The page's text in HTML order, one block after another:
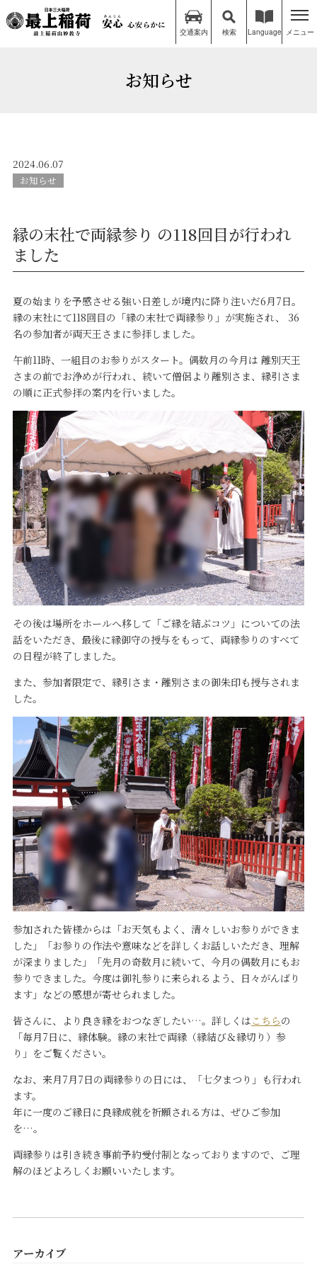
交通案内 検索 Language メニュー
お知らせ
2024.06.07
お知らせ
縁の末社で両縁参り の118回目が行われ
ました
夏の始まりを予感させる強い日差しが境内に降り注いだ6月7日。
縁の末社にて118回目の「縁の末社で両縁参り」が実施され、 36
名の参加者が両天王さまに参拝しました。
午前11時、一組目のお参りがスタート。偶数月の今月は 離別天王
さまの前でお浄めが行われ、続いて僧侶より離別さま、縁引さま
の順に正式参拝の案内を行いました。
その後は場所をホールへ移して「ご縁を結ぶコツ」についての法
話をいただき、最後に縁御守の授与をもって、両縁参りのすべて
の日程が終了しました。
また、参加者限定で、縁引さま・離別さまの御朱印も授与されま
した。
参加された皆様からは「お天気もよく、清々しいお参りができま
した」「お参りの作法や意味などを詳しくお話しいただき、理解
が深まりました」「先月の奇数月に続いて、今月の偶数月にもお
参りできました。今度は御礼参りに来られるよう、日々がんばり
ます」などの感想が寄せられました。
皆さんに、より良き縁をおつなぎしたい…。詳しくは こちらの
「毎月7日に、縁体験。縁の末社で両縁（縁結び＆縁切り）参
り」をご覧ください。
なお、来月7月7日の両縁参りの日には、「七夕まつり」も行われ
ます。
年に一度のご縁日に良縁成就を祈願される方は、ぜひご参加
を…。
両縁参りは引き続き事前予約受付制となっておりますので、ご理
解のほどよろしくお願いいたします。
アーカイブ